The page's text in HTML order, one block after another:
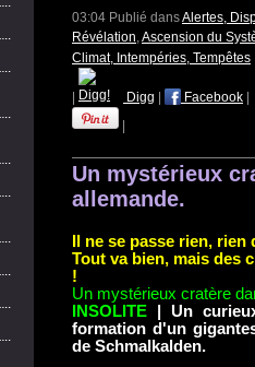
03:04 Publié dansAlertes,
Révélation,Ascension du
Climat, Intempéries, Tempêtes
Digg Facebook
Un mystérieux
allemande.
Il ne se passe rien,
Tout va bien, mais des
!
Un mystérieux cratère
INSOLITE |Un
formation d'un
de Schmalkalden.